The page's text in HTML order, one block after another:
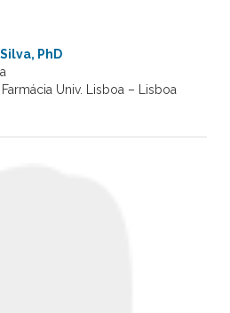
PhD
Univ. Lisboa – Lisboa